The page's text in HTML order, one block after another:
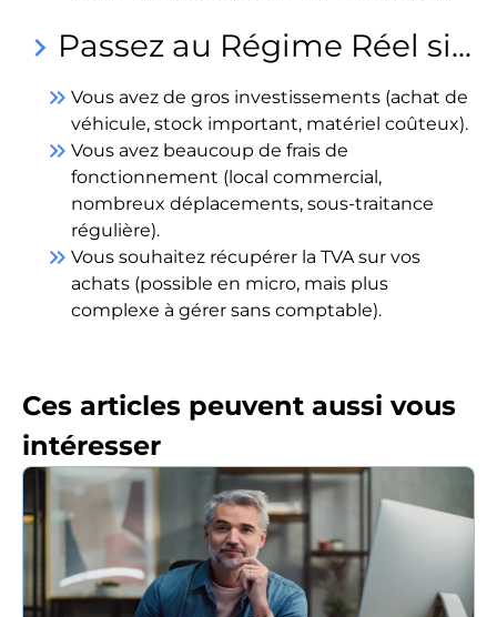
keyboard_arrow_right Passez au Régime Réel si...
keyboard_double_arrow_right Vous avez de gros investissements (achat de
véhicule, stock important, matériel coûteux).
keyboard_double_arrow_right Vous avez beaucoup de frais de
fonctionnement (local commercial,
nombreux déplacements, sous-traitance
régulière).
keyboard_double_arrow_right Vous souhaitez récupérer la TVA sur vos
achats (possible en micro, mais plus
complexe à gérer sans comptable).
Ces articles peuvent aussi vous
intéresser